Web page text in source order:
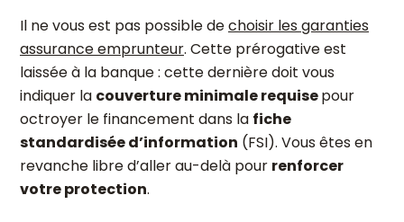
Il ne vous est pas possible dechoisir les garanties
assurance emprunteur. Cette prérogative est
laissée à la banque : cette dernière doit vous
indiquer la couverture minimale requisepour
octroyer le financement dans la fiche
standardisée d’information (FSI). Vous êtes en
revanche libre d’aller au-delà pour renforcer
votre protection.